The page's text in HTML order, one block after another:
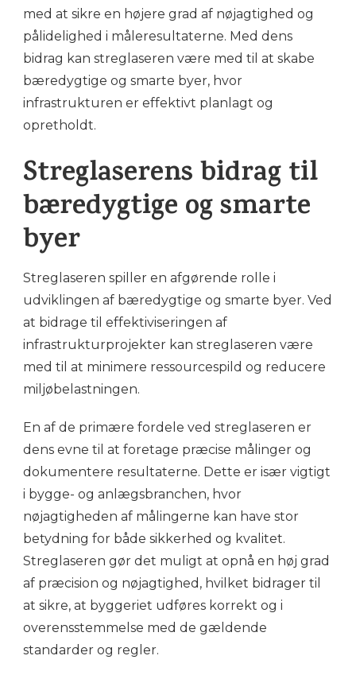
med at sikre en højere grad af nøjagtighed og
pålidelighed i måleresultaterne. Med dens
bidrag kan streglaseren være med til at skabe
bæredygtige og smarte byer, hvor
infrastrukturen er effektivt planlagt og
opretholdt.
Streglaserens bidrag til
bæredygtige og smarte
byer
Streglaseren spiller en afgørende rolle i
udviklingen af bæredygtige og smarte byer. Ved
at bidrage til effektiviseringen af
infrastrukturprojekter kan streglaseren være
med til at minimere ressourcespild og reducere
miljøbelastningen.
En af de primære fordele ved streglaseren er
dens evne til at foretage præcise målinger og
dokumentere resultaterne. Dette er især vigtigt
i bygge- og anlægsbranchen, hvor
nøjagtigheden af målingerne kan have stor
betydning for både sikkerhed og kvalitet.
Streglaseren gør det muligt at opnå en høj grad
af præcision og nøjagtighed, hvilket bidrager til
at sikre, at byggeriet udføres korrekt og i
overensstemmelse med de gældende
standarder og regler.